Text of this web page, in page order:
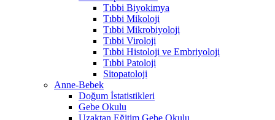
Tıbbi Biyokimya
Tıbbi Mikoloji
Tıbbi Mikrobiyoloji
Tıbbi Viroloji
Tıbbi Histoloji ve Embriyoloji
Tıbbi Patoloji
Sitopatoloji
Anne-Bebek
Doğum İstatistikleri
Gebe Okulu
Uzaktan Eğitim Gebe Okulu